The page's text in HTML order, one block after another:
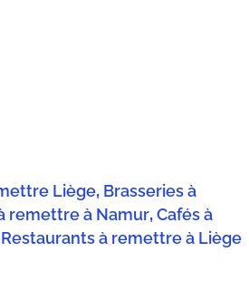
Liège, Brasseries à
remettre à Namur,Cafés à
Restaurants à remettre à Liège